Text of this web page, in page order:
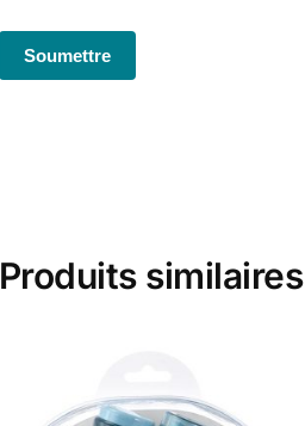
Produits similaires